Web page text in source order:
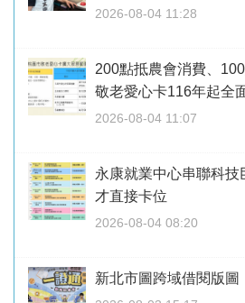
2026-08-04 11:28
200點抵農會消費、
敬老愛心卡116年起全
2026-08-04 11:07
永康就業中心串聯科
才直接卡位
2026-08-04 08:20
新北市圖跨域借閱版